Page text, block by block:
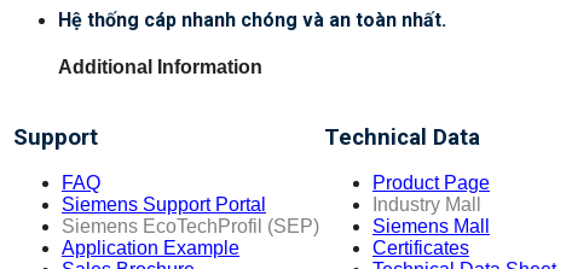
Hệ thống cáp nhanh chóng và an toàn nhất.
Additional Information
Support
FAQ
Siemens Support Portal
Siemens EcoTechProfil (SEP)
Application Example
Technical Data
Product Page
Industry Mall
Siemens Mall
Certificates